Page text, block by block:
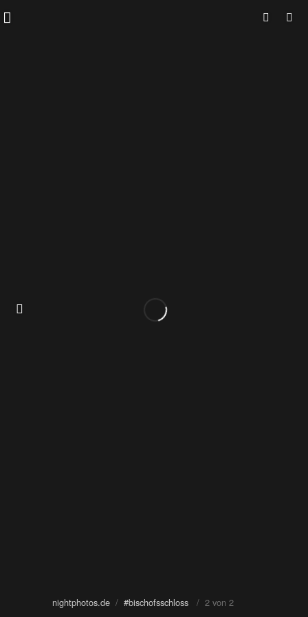
nightphotos.de / #bischofsschloss / 2 von 2